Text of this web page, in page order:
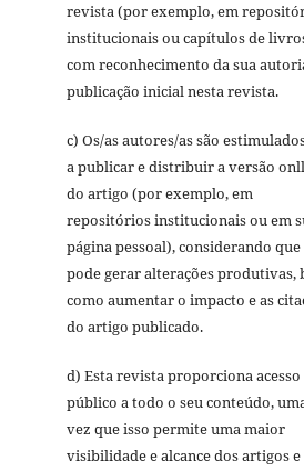
revista (por exemplo, em
institucionais ou capítulos de
com reconhecimento da sua
publicação inicial nesta revista.
c) Os/as autores/as são
a publicar e distribuir a versão
do artigo (por exemplo, em
repositórios institucionais ou em
página pessoal), considerando que
pode gerar alterações produtivas,
como aumentar o impacto e as
do artigo publicado.
d) Esta revista proporciona acesso
público a todo o seu conteúdo,
vez que isso permite uma maior
visibilidade e alcance dos artigos e